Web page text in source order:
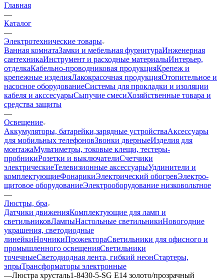
Главная
—
Каталог
—
Электротехнические товары
Ванная комнатаЗамки и мебельная фурнитураИнженерная
сантехникаИнструмент и расходные материалыИнтерьер,
отделкаКабельно-проводниковая продукцияКрепеж и
крепежные изделияЛакокрасочная продукцияОтопительное и
насосное оборудованиеСистемы для прокладки и изоляции
кабеля и акссесуарыСыпучие смесиХозяйственные товара и
средства защиты
—
Освещение
Аккумуляторы, батарейки,зарядные устройстваАксессуары
для мобильных телефоновЗвонки дверныеИзделия для
монтажаМультиметры, токовые клещи, тестеры-
пробникиРозетки и выключателиСчетчики
электрическиеТелевизионные аксессуарыУдлинители и
комплектующиеФонарикиЭлектрический обогревЭлектро-
щитовое оборудованиеЭлектрооборудование низковольтное
—
Люстры, бра
Датчики движенияКомплектующие для ламп и
светильниковЛампыНастольные светильникиНовогодние
украшения, светодиодные
линейкиНочникиПрожектораСветильники для офисного и
промышленного освещенияСветильники
точечныеСветодиодная лента, гибкий неонСтартеры,
эпрыТрансформаторы электронные
—Люстра хрусталь1-8430-5-SG E14 золото/прозрачный